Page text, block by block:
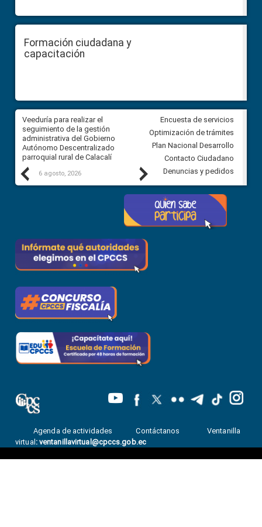
Formación ciudadana y
capacitación
Previous
Veeduría para realizar el
seguimiento de la gestión
administrativa del Gobierno
Autónomo Descentralizado
parroquial rural de Calacalí
6 agosto, 2026
Veeduría para vigilar los
derivados de la Audiencia
comunidad Urbina, parroquia
Carolina
5 agosto, 2026
Next
Encuesta de servicios
Optimización de trámites
Plan Nacional Desarrollo
Contacto Ciudadano
Denuncias y pedidos
Agenda de actividades Contáctanos
Ventanilla
virtual : ventanillavirtual@cpccs.gob.ec